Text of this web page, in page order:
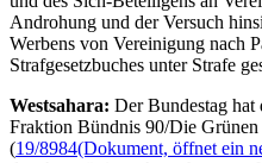
Androhung und der Versuch
Werbens von Vereinigung nach
Strafgesetzbuches unter Strafe
Westsahara: Der Bundestag
Fraktion Bündnis 90/Die
(19/8984(Dokument, öffnet ein